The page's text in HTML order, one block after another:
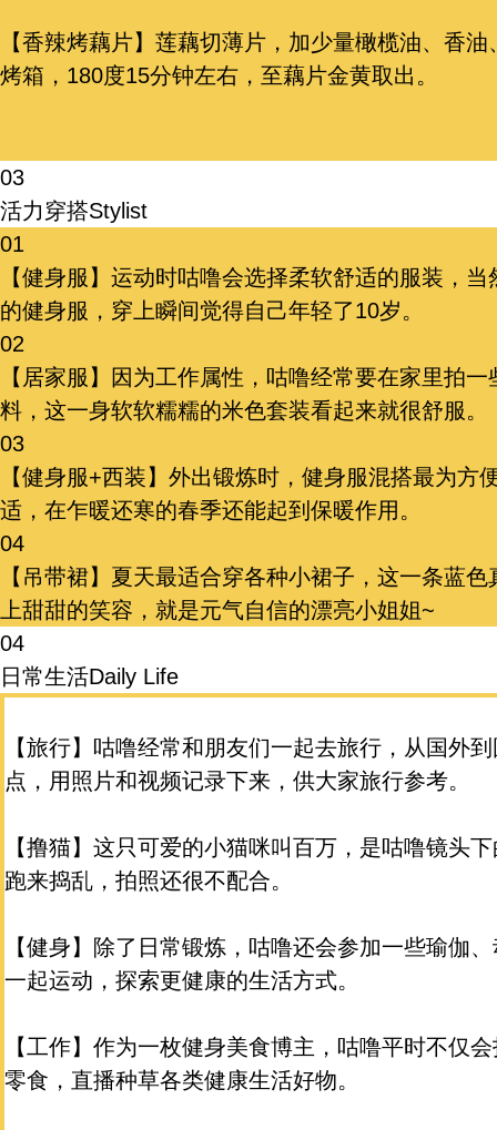
【香辣烤藕片】莲藕切薄片，加少量橄榄油、香
烤箱，180度15分钟左右，至藕片金黄取出。
03
活力穿搭Stylist
01
【健身服】运动时咕噜会选择柔软舒适的服装，
的健身服，穿上瞬间觉得自己年轻了10岁。
02
【居家服】因为工作属性，咕噜经常要在家里拍
料，这一身软软糯糯的米色套装看起来就很舒服。
03
【健身服+西装】外出锻炼时，健身服混搭最为方
适，在乍暖还寒的春季还能起到保暖作用。
04
【吊带裙】夏天最适合穿各种小裙子，这一条蓝
上甜甜的笑容，就是元气自信的漂亮小姐姐~
04
日常生活Daily Life
【旅行】咕噜经常和朋友们一起去旅行，从国外
点，用照片和视频记录下来，供大家旅行参考。
【撸猫】这只可爱的小猫咪叫百万，是咕噜镜头
跑来捣乱，拍照还很不配合。
【健身】除了日常锻炼，咕噜还会参加一些瑜伽
一起运动，探索更健康的生活方式。
【工作】作为一枚健身美食博主，咕噜平时不仅
零食，直播种草各类健康生活好物。